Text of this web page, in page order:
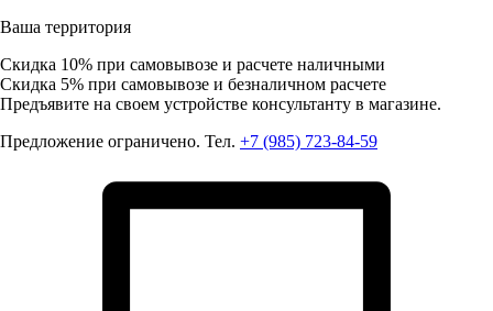
Ваша территория
Скидка 10% при самовывозе и расчете наличными
Скидка 5% при самовывозе и безналичном расчете
Предъявите на своем устройстве консультанту в магазине.
Предложение ограничено. Тел. +7 (985) 723-84-59